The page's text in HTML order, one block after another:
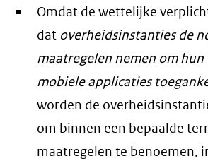
Omdat de wettelijke
dat overheidsinstanties de
maatregelen nemen om hun
mobiele applicaties
worden de
om binnen een bepaalde
maatregelen te benoemen,